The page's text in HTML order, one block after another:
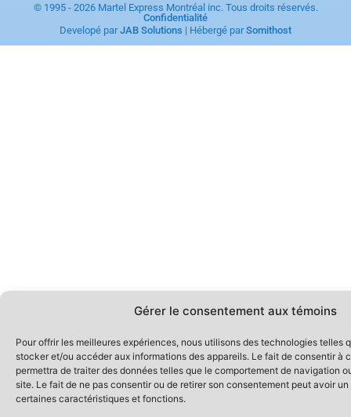
Gérer le consentement aux témoins
Pour offrir les meilleures expériences, nous utilisons des technologies telles
stocker et/ou accéder aux informations des appareils. Le fait de consentir à
permettra de traiter des données telles que le comportement de navigation
site. Le fait de ne pas consentir ou de retirer son consentement peut avoir
certaines caractéristiques et fonctions.
© 1995 - 2026 Martel Express Montréal inc. Tous droits réservés.
Confidentialité
Developé parJAB Solutions | Hébergé parSomithost